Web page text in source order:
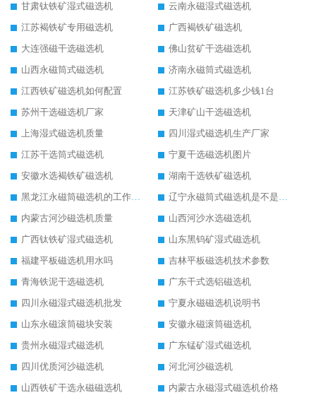
甘肃钛铁矿湿式磁选机
云南永磁湿式磁选机
江苏褐铁矿专用磁选机
广西褐铁矿磁选机
大连强磁干选磁选机
佛山贫矿干选磁选机
山西永磁筒式磁选机
济南永磁筒式磁选机
江西铁矿磁选机如何配置
江苏铁矿磁选机多少钱1台
苏州干选磁选机厂家
天津矿山干选磁选机
上海湿式磁选机质量
四川湿式磁选机生产厂家
江苏干选筒式磁选机
宁夏干选磁选机图片
安徽水选褐铁矿磁选机
湖南干选铁矿磁选机
黑龙江永磁筒磁选机的工作原理
辽宁永磁筒式磁选机是不是强磁
内蒙古河沙磁选机质量
山西河沙水选磁选机
广西钛铁矿湿式磁选机
山东黑钨矿湿式磁选机
福建平板磁选机用水吗
吉林平板磁选机技术参数
青海铁泥干选磁选机
广东干式选铝磁选机
四川永磁湿式磁选机批发
宁夏永磁磁选机说明书
山东永磁滚筒磁块安装
安徽永磁滚筒磁选机
贵州永磁湿式磁选机
广东锰矿湿式磁选机
四川优质河沙磁选机
河北河沙磁选机
山西铁矿干选永磁磁选机
内蒙古永磁湿式磁选机价格